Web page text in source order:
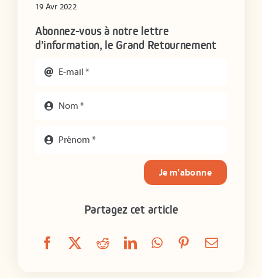
19 Avr 2022
Abonnez-vous à notre lettre
d’information, le Grand Retournement
Je m'abonne
Partagez cet article